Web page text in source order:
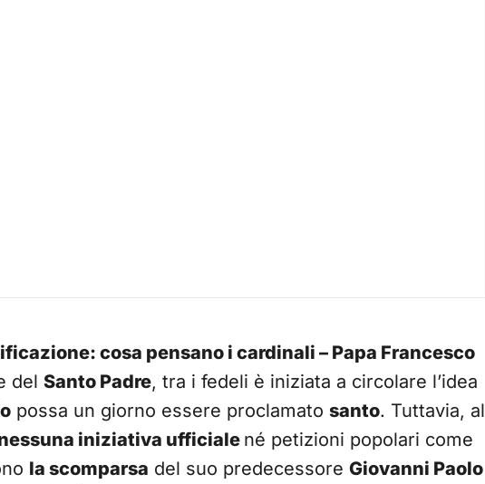
cosa pensano i cardinali – Papa Francesco
del Santo Padre, tra i fedeli è iniziata a circolare l’idea
possa un giorno essere proclamato santo. Tuttavia, al
iniziativa ufficiale né petizioni popolari come
la scomparsa del suo predecessore Giovanni Paolo